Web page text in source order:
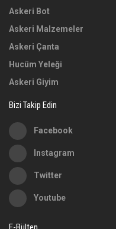
Askeri Bot
Askeri Malzemeler
Askeri Çanta
Hucüm Yeleği
Askeri Giyim
Bizi Takip Edin
Facebook
Instagram
Twitter
Youtube